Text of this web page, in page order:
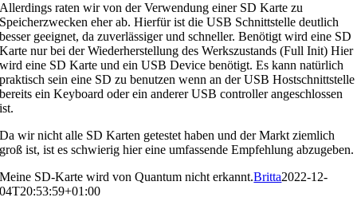
Allerdings raten wir von der Verwendung einer SD Karte zu
Speicherzwecken eher ab. Hierfür ist die USB Schnittstelle deutlich
besser geeignet, da zuverlässiger und schneller. Benötigt wird eine SD
Karte nur bei der Wiederherstellung des Werkszustands (Full Init) Hier
wird eine SD Karte und ein USB Device benötigt. Es kann natürlich
praktisch sein eine SD zu benutzen wenn an der USB Hostschnittstelle
bereits ein Keyboard oder ein anderer USB controller angeschlossen
ist.
Da wir nicht alle SD Karten getestet haben und der Markt ziemlich
groß ist, ist es schwierig hier eine umfassende Empfehlung abzugeben.
Meine SD-Karte wird von Quantum nicht erkannt.Britta2022-12-
04T20:53:59+01:00